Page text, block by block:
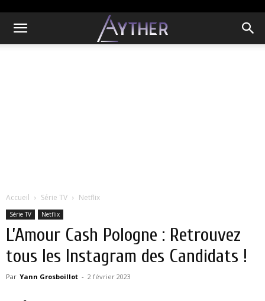
Accueil Série TV Netflix
Série TV Netflix
L’Amour Cash Pologne : Retrouvez
tous les Instagram des Candidats !
Par Yann Grosboillot - 2 février 2023